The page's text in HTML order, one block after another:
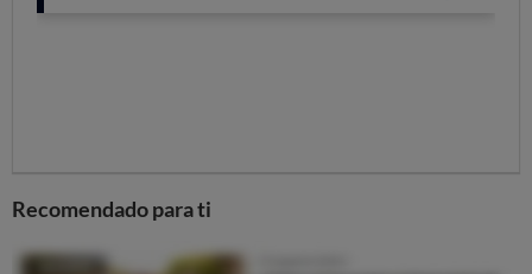
caso de las parejas, si de ITS hablamos, solo existen
Recomendado para ti